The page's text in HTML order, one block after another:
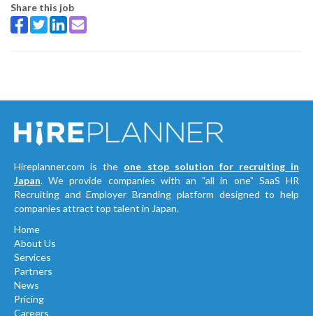
Share this job
Hireplanner.com is the one stop solution for recruiting in
Japan. We provide companies with an "all in one" SaaS HR
Recruiting and Employer Branding platform designed to help
companies attract top talent in Japan.
Home
About Us
Services
Partners
News
Pricing
Careers